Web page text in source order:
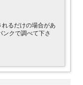
るだけの場合があ
ンクで調べて下さ